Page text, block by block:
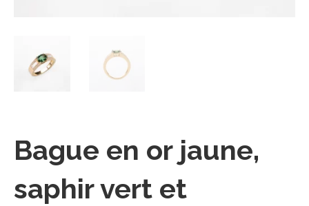
Bague en or jaune,
saphir vert et